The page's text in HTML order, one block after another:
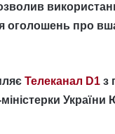
оголошень про
Телеканал D1 з
України